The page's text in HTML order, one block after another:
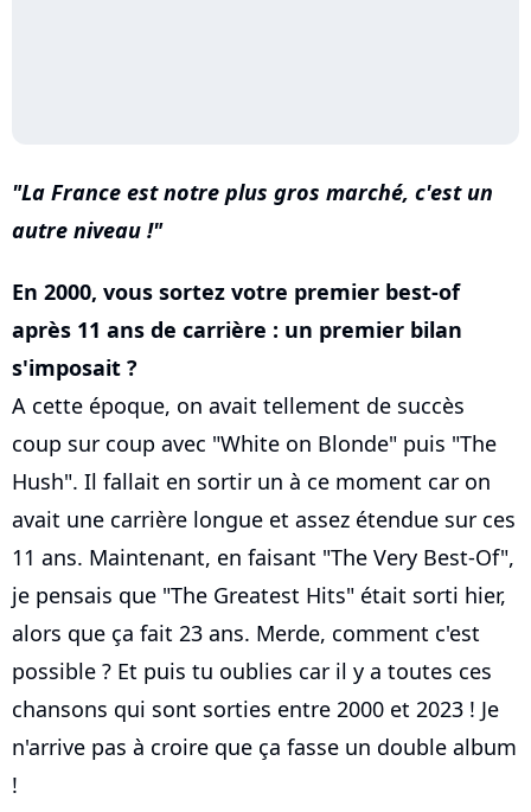
La France est notre plus gros marché, c'est un
autre niveau !
En 2000, vous sortez votre premier best-of
après 11 ans de carrière : un premier bilan
s'imposait ?
A cette époque, on avait tellement de succès
coup sur coup avec "White on Blonde" puis "The
Hush". Il fallait en sortir un à ce moment car on
avait une carrière longue et assez étendue sur ces
11 ans. Maintenant, en faisant "The Very Best-Of",
je pensais que "The Greatest Hits" était sorti hier,
alors que ça fait 23 ans. Merde, comment c'est
possible ? Et puis tu oublies car il y a toutes ces
chansons qui sont sorties entre 2000 et 2023 ! Je
n'arrive pas à croire que ça fasse un double album
!